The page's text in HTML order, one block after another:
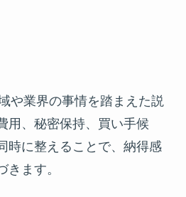
や業界の事情を踏まえた説
用、秘密保持、買い手候
時に整えることで、納得感
きます。